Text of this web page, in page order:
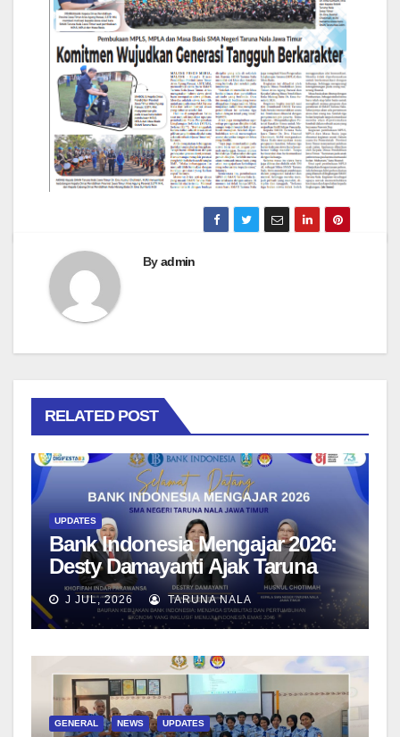
Byadmin
RELATED POST
UPDATES
Bank Indonesia Mengajar 2026:
Desty Damayanti Ajak Taruna
SMAN Taruna Nala Jawa Timur
Menjadi Generasi Pemimpin
Berwawasan Global
J JUL, 2026 TARUNA NALA
GENERAL NEWS UPDATES